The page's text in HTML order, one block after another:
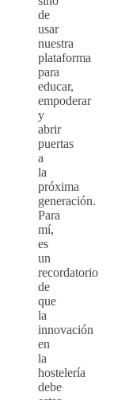
de
usar
nuestra
plataforma
para
educar,
empoderar
y
abrir
puertas
a
la
próxima
generación.
Para
mí,
es
un
recordatorio
de
que
la
innovación
en
la
hostelería
debe